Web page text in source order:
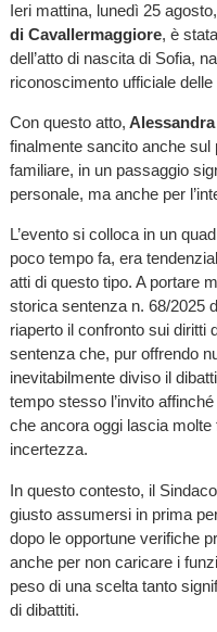
Ieri mattina, lunedì 25
di Cavallermaggiore, è
dell’atto di nascita di Sofia,
riconoscimento ufficiale
Con questo atto,
finalmente sancito anche sul
familiare, in un passaggio
personale, ma anche per
L’evento si colloca in un
poco tempo fa, era
atti di questo tipo. A portare
storica sentenza n. 68/2025
riaperto il confronto sui diritti
sentenza che, pur offrendo
inevitabilmente diviso il
tempo stesso l’invito
che ancora oggi lascia
incertezza.
In questo contesto, il Sindaco
giusto assumersi in prima
dopo le opportune verifiche
anche per non caricare i
peso di una scelta tanto
di dibattiti.